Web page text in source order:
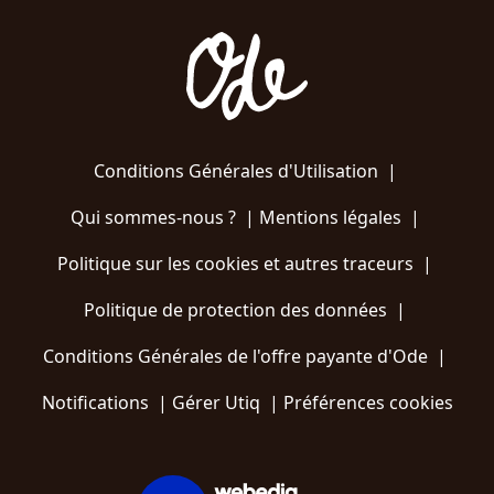
Conditions Générales d'Utilisation |
Qui sommes-nous ?| Mentions légales |
Politique sur les cookies et autres traceurs |
Politique de protection des données |
Conditions Générales de l'offre payante d'Ode |
Notifications | Gérer Utiq | Préférences cookies